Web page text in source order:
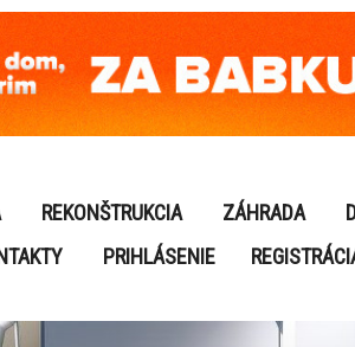
REKONŠTRUKCIA ZÁHRADA
PRIHLÁSENIE